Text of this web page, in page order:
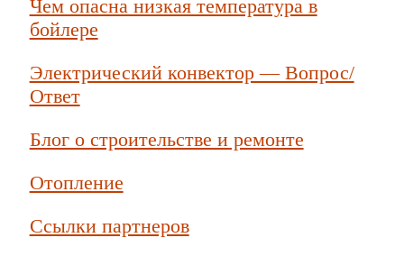
Чем опасна низкая температура в
бойлере
Электрический конвектор — Вопрос/
Ответ
Блог о строительстве и ремонте
Отопление
Ссылки партнеров